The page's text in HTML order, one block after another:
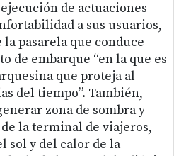
de actuaciones
a sus usuarios,
pasarela que conduce
de embarque “en la que es
que proteja al
del tiempo”. También,
zona de sombra y
la terminal de viajeros,
sol y del calor de la